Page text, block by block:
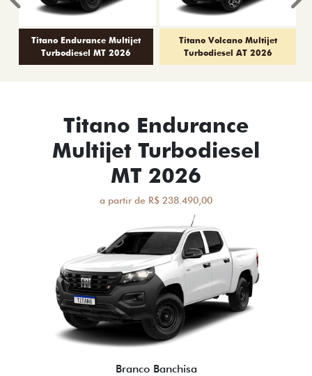
Titano Endurance Multijet
Turbodiesel MT 2026
Titano Volcano Multijet
Turbodiesel AT 2026
Anterior
Titano Endurance
Multijet Turbodiesel
MT 2026
a partir de R$ 238.490,00
Branco Banchisa